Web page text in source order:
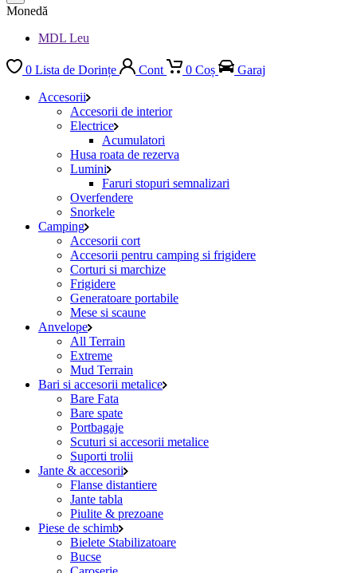
Monedă
MDL Leu
0 Lista de Dorințe Cont 0 Coș
Garaj
Accesorii
Accesorii de interior
Electrice
Acumulatori
Husa roata de rezerva
Lumini
Faruri stopuri semnalizari
Overfendere
Snorkele
Camping
Accesorii cort
Accesorii pentru camping si frigidere
Corturi si marchize
Frigidere
Generatoare portabile
Mese si scaune
Anvelope
All Terrain
Extreme
Mud Terrain
Bari si accesorii metalice
Bare Fata
Bare spate
Portbagaje
Scuturi si accesorii metalice
Suporti trolii
Jante & accesorii
Flanse distantiere
Jante tabla
Piulite & prezoane
Piese de schimb
Bielete Stabilizatoare
Bucse